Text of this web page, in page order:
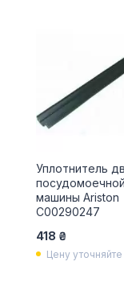
Уплотнитель
посудомоечной
машины Ariston
C00290247
418 ₴
Цену уточняйте